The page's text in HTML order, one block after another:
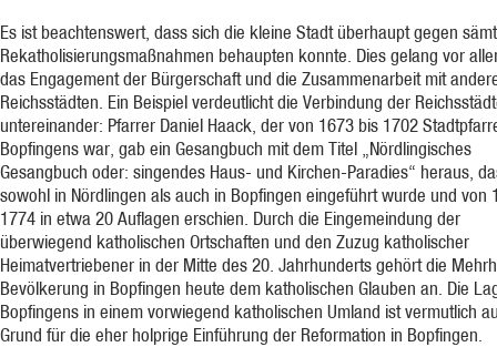
Es ist beachtenswert, dass sich die kleine Stadt überhaupt gegen
Rekatholisierungsmaßnahmen behaupten konnte. Dies gelang vor
das Engagement der Bürgerschaft und die Zusammenarbeit mit
Reichsstädten. Ein Beispiel verdeutlicht die Verbindung der
untereinander: Pfarrer Daniel Haack, der von 1673 bis 1702
Bopfingens war, gab ein Gesangbuch mit dem Titel „Nördlingisches
Gesangbuch oder: singendes Haus- und Kirchen-Paradies“ heraus,
sowohl in Nördlingen als auch in Bopfingen eingeführt wurde und von
1774 in etwa 20 Auflagen erschien. Durch die Eingemeindung der
überwiegend katholischen Ortschaften und den Zuzug katholischer
Heimatvertriebener in der Mitte des 20. Jahrhunderts gehört die
Bevölkerung in Bopfingen heute dem katholischen Glauben an. Die
Bopfingens in einem vorwiegend katholischen Umland ist vermutlich
Grund für die eher holprige Einführung der Reformation in Bopfingen.